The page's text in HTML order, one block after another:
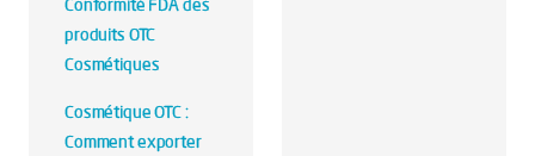
Conformité FDA des
produits OTC
Cosmétiques
Cosmétique OTC :
Comment exporter